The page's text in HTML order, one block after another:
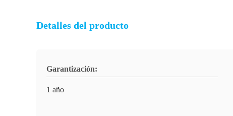
Detalles del producto
Garantización:
1 año